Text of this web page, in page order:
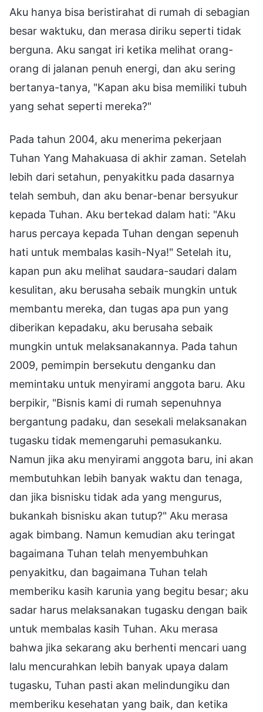
Aku hanya bisa beristirahat di rumah di sebagian
besar waktuku, dan merasa diriku seperti tidak
berguna. Aku sangat iri ketika melihat orang-
orang di jalanan penuh energi, dan aku sering
bertanya-tanya, "Kapan aku bisa memiliki tubuh
yang sehat seperti mereka?"
Pada tahun 2004, aku menerima pekerjaan
Tuhan Yang Mahakuasa di akhir zaman. Setelah
lebih dari setahun, penyakitku pada dasarnya
telah sembuh, dan aku benar-benar bersyukur
kepada Tuhan. Aku bertekad dalam hati: "Aku
harus percaya kepada Tuhan dengan sepenuh
hati untuk membalas kasih-Nya!" Setelah itu,
kapan pun aku melihat saudara-saudari dalam
kesulitan, aku berusaha sebaik mungkin untuk
membantu mereka, dan tugas apa pun yang
diberikan kepadaku, aku berusaha sebaik
mungkin untuk melaksanakannya. Pada tahun
2009, pemimpin bersekutu denganku dan
memintaku untuk menyirami anggota baru. Aku
berpikir, "Bisnis kami di rumah sepenuhnya
bergantung padaku, dan sesekali melaksanakan
tugasku tidak memengaruhi pemasukanku.
Namun jika aku menyirami anggota baru, ini akan
membutuhkan lebih banyak waktu dan tenaga,
dan jika bisnisku tidak ada yang mengurus,
bukankah bisnisku akan tutup?" Aku merasa
agak bimbang. Namun kemudian aku teringat
bagaimana Tuhan telah menyembuhkan
penyakitku, dan bagaimana Tuhan telah
memberiku kasih karunia yang begitu besar; aku
sadar harus melaksanakan tugasku dengan baik
untuk membalas kasih Tuhan. Aku merasa
bahwa jika sekarang aku berhenti mencari uang
lalu mencurahkan lebih banyak upaya dalam
tugasku, Tuhan pasti akan melindungiku dan
memberiku kesehatan yang baik, dan ketika